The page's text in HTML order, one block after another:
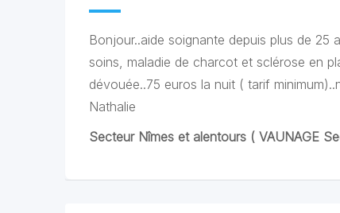
Bonjour..aide soignante depuis plus de
soins, maladie de charcot et sclérose en
dévouée..75 euros la nuit ( tarif
Nathalie
Secteur Nîmes et alentours ( VAUNAGE